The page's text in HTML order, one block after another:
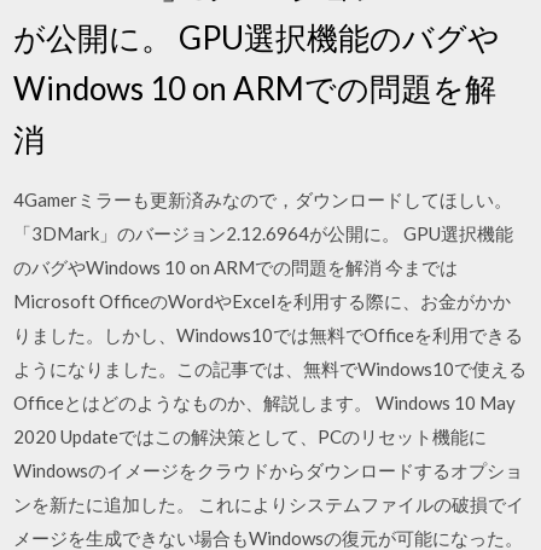
が公開に。 GPU選択機能のバグや
Windows 10 on ARMでの問題を解
消
4Gamerミラーも更新済みなので，ダウンロードしてほしい。
「3DMark」のバージョン2.12.6964が公開に。 GPU選択機能
のバグやWindows 10 on ARMでの問題を解消 今までは
Microsoft OfficeのWordやExcelを利用する際に、お金がかか
りました。しかし、Windows10では無料でOfficeを利用できる
ようになりました。この記事では、無料でWindows10で使える
Officeとはどのようなものか、解説します。 Windows 10 May
2020 Updateではこの解決策として、PCのリセット機能に
Windowsのイメージをクラウドからダウンロードするオプショ
ンを新たに追加した。 これによりシステムファイルの破損でイ
メージを生成できない場合もWindowsの復元が可能になった。